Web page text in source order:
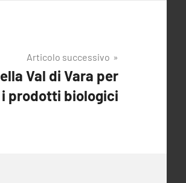
Articolo successivo
Val di Vara per
prodotti biologici